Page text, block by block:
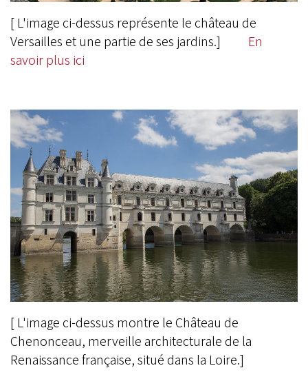
[ L'image ci-dessus représente le château de
Versailles et une partie de ses jardins.]
En
savoir plus ici
[ L'image ci-dessus montre le Château de
Chenonceau, merveille architecturale de la
Renaissance française, situé dans la Loire.]